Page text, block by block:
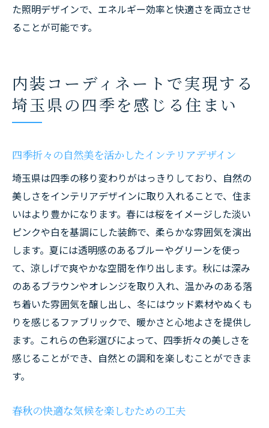
た照明デザインで、エネルギー効率と快適さを両立させ
ることが可能です。
内装コーディネートで実現する
埼玉県の四季を感じる住まい
四季折々の自然美を活かしたインテリアデザイン
埼玉県は四季の移り変わりがはっきりしており、自然の
美しさをインテリアデザインに取り入れることで、住ま
いはより豊かになります。春には桜をイメージした淡い
ピンクや白を基調にした装飾で、柔らかな雰囲気を演出
します。夏には透明感のあるブルーやグリーンを使っ
て、涼しげで爽やかな空間を作り出します。秋には深み
のあるブラウンやオレンジを取り入れ、温かみのある落
ち着いた雰囲気を醸し出し、冬にはウッド素材やぬくも
りを感じるファブリックで、暖かさと心地よさを提供し
ます。これらの色彩選びによって、四季折々の美しさを
感じることができ、自然との調和を楽しむことができま
す。
春秋の快適な気候を楽しむための工夫